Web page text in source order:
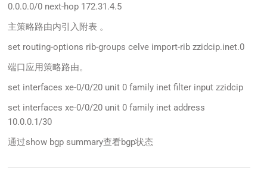
0.0.0.0/0 next-hop 172.31.4.5
主策略路由内引入附表 。
set routing-options rib-groups celve import-rib zzidcip.inet.0
端口应用策略路由。
set interfaces xe-0/0/20 unit 0 family inet filter input zzidcip
set interfaces xe-0/0/20 unit 0 family inet address
10.0.0.1/30
通过show bgp summary查看bgp状态